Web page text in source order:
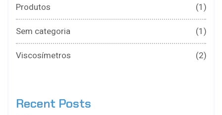
Produtos
(1)
Sem categoria
(1)
Viscosímetros
(2)
Recent Posts